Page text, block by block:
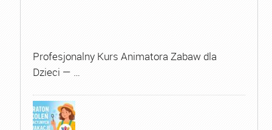
Profesjonalny Kurs Animatora Zabaw dla
Dzieci — …